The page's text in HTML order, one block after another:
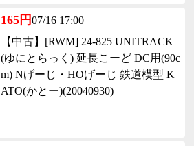
165円07/16 17:00
【中古】[RWM] 24-825 UNITRACK
(ゆにとらっく) 延長こーど DC用(90c
m) Nげーじ・HOげーじ 鉄道模型 K
ATO(かとー)(20040930)